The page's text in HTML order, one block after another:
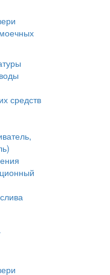
средств